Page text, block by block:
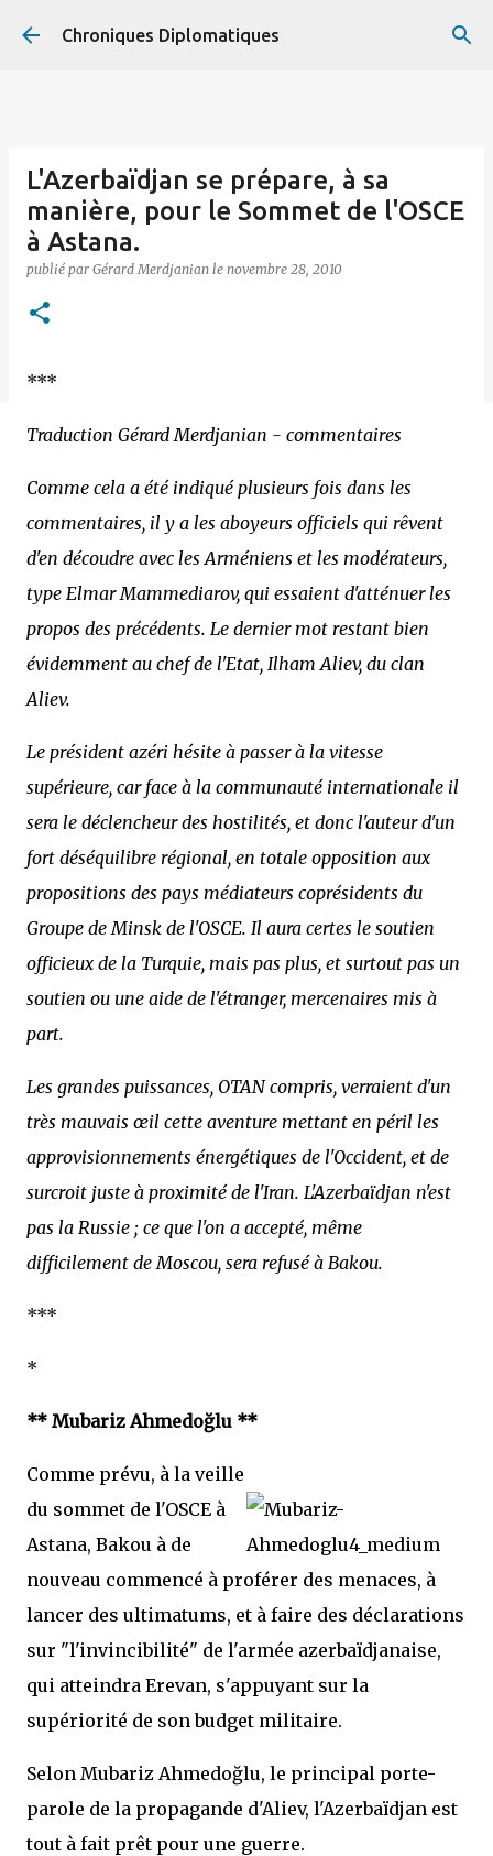
Accéder au contenu principal
Chroniques Diplomatiques
L'Azerbaïdjan se prépare, à sa
manière, pour le Sommet de l'OSCE
à Astana.
publié par Gérard Merdjanian le novembre 28, 2010
***
Traduction Gérard Merdjanian - commentaires
Comme cela a été indiqué plusieurs fois dans les
commentaires, il y a les aboyeurs officiels qui rêvent
d'en découdre avec les Arméniens et les modérateurs,
type Elmar Mammediarov, qui essaient d'atténuer les
propos des précédents. Le dernier mot restant bien
évidemment au chef de l'Etat, Ilham Aliev, du clan
Aliev.
Le président azéri hésite à passer à la vitesse
supérieure, car face à la communauté internationale il
sera le déclencheur des hostilités, et donc l'auteur d'un
fort déséquilibre régional, en totale opposition aux
propositions des pays médiateurs coprésidents du
Groupe de Minsk de l'OSCE. Il aura certes le soutien
officieux de la Turquie, mais pas plus, et surtout pas un
soutien ou une aide de l'étranger, mercenaires mis à
part.
Les grandes puissances, OTAN compris, verraient d'un
très mauvais œil cette aventure mettant en péril les
approvisionnements énergétiques de l'Occident, et de
surcroit juste à proximité de l'Iran. L'Azerbaïdjan n'est
pas la Russie ; ce que l'on a accepté, même
difficilement de Moscou, sera refusé à Bakou.
***
*
** Mubariz Ahmedoğlu **
Comme prévu, à la veille
du sommet de l'OSCE à
Astana, Bakou à de
nouveau commencé à proférer des menaces, à
lancer des ultimatums, et à faire des déclarations
sur "l'invincibilité" de l'armée azerbaïdjanaise,
qui atteindra Erevan, s'appuyant sur la
supériorité de son budget militaire.
Selon Mubariz Ahmedoğlu, le principal porte-
parole de la propagande d'Aliev, l'Azerbaïdjan est
tout à fait prêt pour une guerre.